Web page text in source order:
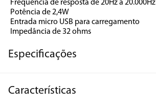
Frequência de resposta de 20Hz a 20.000Hz
Potência de 2,4W
Entrada micro USB para carregamento
Impedância de 32 ohms
Especificações
Características